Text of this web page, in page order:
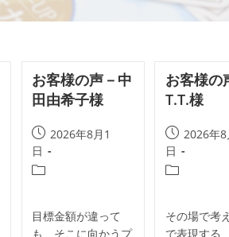
お客様の声－中
田由希子様
投
稿
公
2026年8月1
日
投
テ
目標金額が違って
も、そこに向かうプ
お客様の
T.T.様
投
稿
公
2026年8
日
投
テ
その場で考
で表現する